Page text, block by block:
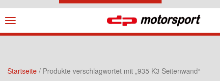
Navigation
ein-/ausblenden
Startseite / Produkte verschlagwortet mit „935 K3 Seitenwand“